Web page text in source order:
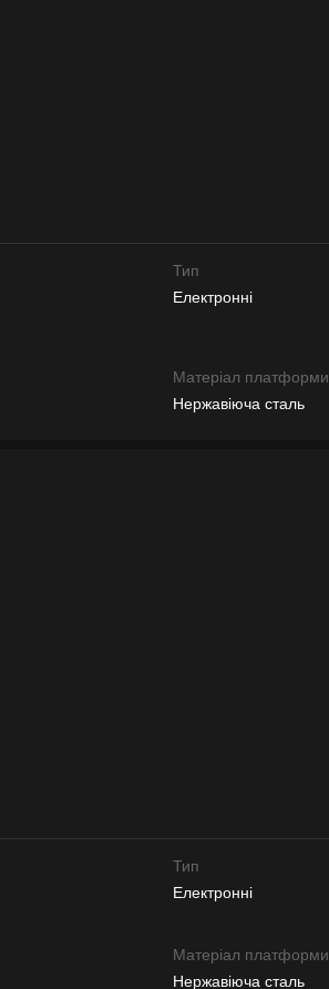
Тип
Електронні
Матеріал платформи
Нержавіюча сталь
Тип
Електронні
Матеріал платформи
Нержавіюча сталь